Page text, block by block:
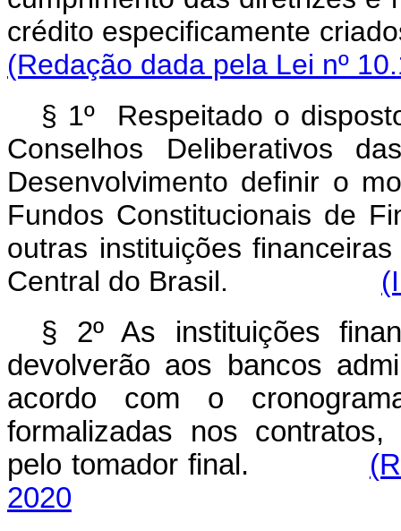
crédito
(Redação dada pela Lei nº
§ 1º Respeitado o
Conselhos Deliberativos
Desenvolvimento definir o
Fundos Constitucionais de
outras instituições
Central do Brasil.
§ 2º As instituições
devolverão aos bancos
acordo com o
formalizadas nos contratos,
pelo tomador final.
2020